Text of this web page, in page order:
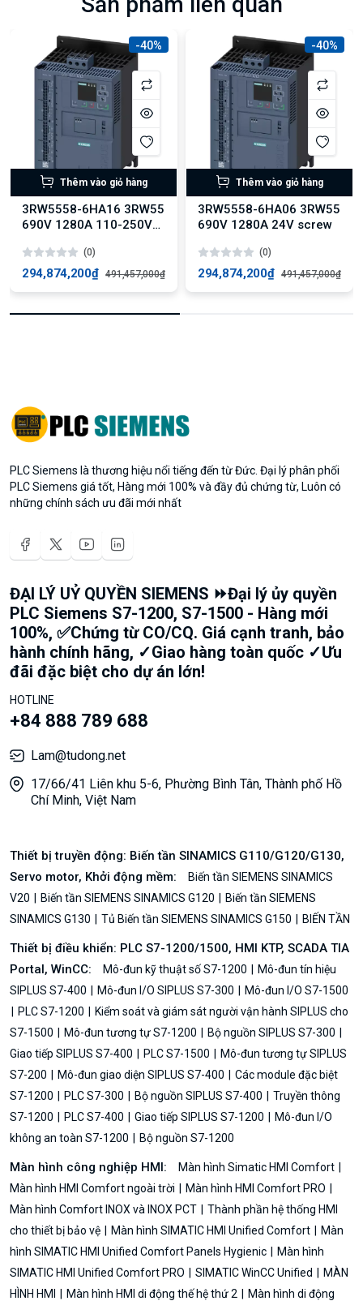
-40%
Thêm vào giỏ hàng
3RW5558-6HA16 3RW55
690V 1280A 110-250V
(0)
294,874,200₫ 491,457,000₫
-40%
Thêm vào giỏ hàng
3RW5558-6HA06 3RW55
690V 1280A 24V screw
(0)
294,874,200₫ 491,457,000₫
PLC Siemens là thương hiệu nổi tiếng đến từ Đức. Đại lý phân phối
PLC Siemens giá tốt, Hàng mới 100% và đầy đủ chứng từ, Luôn có
những chính sách ưu đãi mới nhất
ĐẠI LÝ UỶ QUYỀN SIEMENS ⏩Đại lý ủy quyền
PLC Siemens S7-1200, S7-1500 - Hàng mới
100%, ✅Chứng từ CO/CQ. Giá cạnh tranh, bảo
hành chính hãng, ✓Giao hàng toàn quốc ✓Ưu
đãi đặc biệt cho dự án lớn!
HOTLINE
+84 888 789 688
Lam@tudong.net
17/66/41 Liên khu 5-6, Phường Bình Tân, Thành phố Hồ
Chí Minh, Việt Nam
Thiết bị truyền động: Biến tần SINAMICS G110/G120/G130,
Servo motor, Khởi động mềm:
Biến tần SIEMENS SINAMICS
V20
Biến tần SIEMENS SINAMICS G120
Biến tần SIEMENS
SINAMICS G130
Tủ Biến tần SIEMENS SINAMICS G150 BIẾN TẦN
Thiết bị điều khiển: PLC S7-1200/1500, HMI KTP, SCADA TIA
Portal, WinCC:
Mô-đun kỹ thuật số S7-1200
Mô-đun tín hiệu
SIPLUS S7-400
Mô-đun I/O SIPLUS S7-300
Mô-đun I/O S7-1500
PLC S7-1200
Kiểm soát và giám sát người vận hành SIPLUS cho
S7-1500
Mô-đun tương tự S7-1200
Bộ nguồn SIPLUS S7-300
Giao tiếp SIPLUS S7-400
PLC S7-1500
Mô-đun tương tự SIPLUS
S7-200
Mô-đun giao diện SIPLUS S7-400
Các module đặc biệt
S7-1200
PLC S7-300 Bộ nguồn SIPLUS S7-400
Truyền thông
S7-1200
PLC S7-400 Giao tiếp SIPLUS S7-1200
Mô-đun I/O
không an toàn S7-1200
Bộ nguồn S7-1200
Màn hình công nghiệp HMI:
Màn hình Simatic HMI Comfort
Màn hình HMI Comfort ngoài trời
Màn hình HMI Comfort PRO
Màn hình Comfort INOX và INOX PCT
Thành phần hệ thống HMI
cho thiết bị bảo vệ
Màn hình SIMATIC HMI Unified Comfort
Màn
hình SIMATIC HMI Unified Comfort Panels Hygienic
Màn hình
SIMATIC HMI Unified Comfort PRO
SIMATIC WinCC Unified
MÀN
HÌNH HMI
Màn hình HMI di động thế hệ thứ 2
Màn hình di động